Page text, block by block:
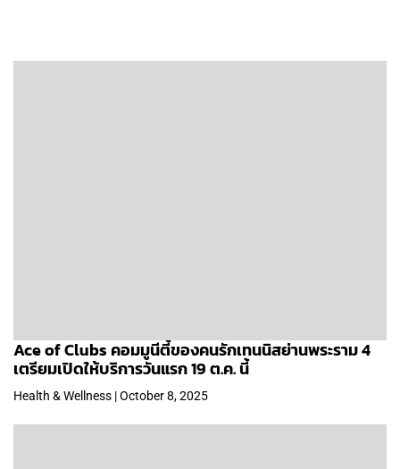
Ace of Clubs คอมมูนีตี้ของคนรักเทนนิสย่านพระราม 4
เตรียมเปิดให้บริการวันแรก 19 ต.ค. นี้
Health & Wellness | October 8, 2025